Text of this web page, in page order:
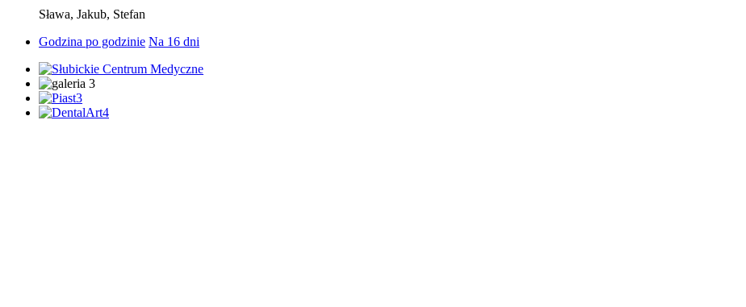
Sława, Jakub, Stefan
Godzina po godzinie Na 16 dni